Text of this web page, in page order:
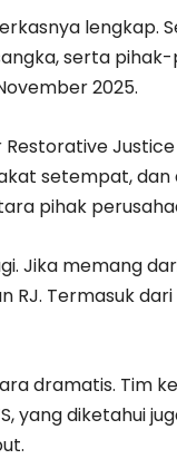
lengkap.
serta
2025.
setempat,
pihak
Jika memang
RJ. Termasuk
dramatis. Tim
yang diketahui